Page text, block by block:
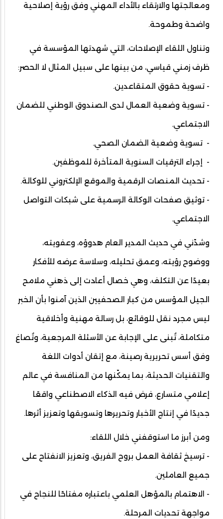
ومعالجتها والارتقاء بالأداء المهني وفق رؤية إصلاحية
واضحة وطموحة.
وتناول اللقاء الإصلاحات، التي شهدتها المؤسسة في
ظرف زمني قياسي، من بينها على سبيل المثال لا الحصر:
- تسوية حقوق المتقاعدين.
- تسوية وضعية العمال لدى الصندوق الوطني للضمان
الاجتماعي.
- تسوية وضعية الضمان الصحي.
- إجراء الترقيات السنوية المتأخرة للموظفين.
- تحديث المنصات الرقمية والموقع الإلكتروني للوكالة.
- توثيق صفحات الوكالة الرسمية على شبكات التواصل
الاجتماعي.
وشدّني في حديث المدير العام هدوؤه، وعفويته،
ووضوح رؤيته، وعمق تحليله، وسلاسة عرضه للأفكار
بعيدًا عن التكلف، وهي خصال أعادت إلى ذهني ملامح
الجيل المؤسس من كبار الصحفيين الذين آمنوا بأن الخبر
ليس مجرد نقل للوقائع، بل رسالة مهنية وأخلاقية
متكاملة، تُبنى على الإجابة عن الأسئلة المرجعية، وتُصاغ
وفق أسس تحريرية رصينة، مع إتقان أدوات اللغة
والتقنيات الحديثة، بما يمكّنها من المنافسة في عالم
إعلامي متسارع، فرض فيه الذكاء الاصطناعي واقعًا
جديدًا في إنتاج الأخبار وتحريرها وتسويقها وتعزيز أثرها.
ومن أبرز ما استوقفني خلال اللقاء:
- ترسيخ ثقافة العمل بروح الفريق، وتعزيز الانفتاح على
جميع العاملين.
- الاهتمام بالمؤهل العلمي باعتباره مفتاحًا للنجاح في
مواجهة تحديات المرحلة.